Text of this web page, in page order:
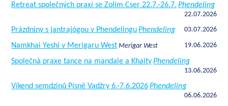
Retreat společných praxí se Zolim Cser 22.7.-26.7. Phendeling
22.07.2026
Prázdniny s jantrajógou v PhendelinguPhendeling 03.07.2026
Namkhai Yeshi v Merigaru West Merigar West 19.06.2026
Společná praxe tance na mandale a KhaityPhendeling
13.06.2026
Víkend semdzinů Písně Vadžry 6.-7.6.2026Phendeling
06.06.2026